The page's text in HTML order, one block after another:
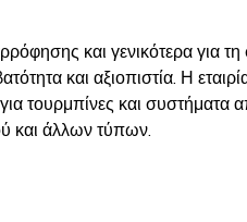
και γενικότερα για τη
και αξιοπιστία. Η
τουρμπίνες και
και άλλων τύπων.​